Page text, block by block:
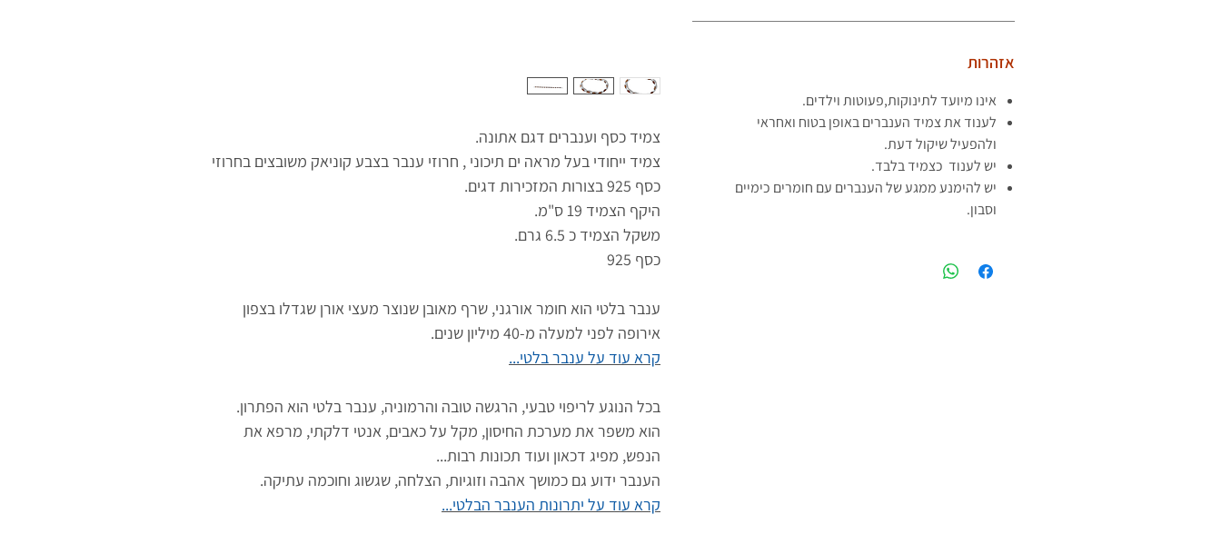
צמיד כסף וענברים דגם אתונה.
צמיד ייחודי בעל מראה ים תיכוני , חרוזי ענבר בצבע קוניאק משובצים בחרוזי
כסף 925 בצורות המזכירות דגים.
היקף הצמיד 19 ס"מ.
משקל הצמיד כ 6.5 גרם.
כסף 925
ענבר בלטי הוא חומר אורגני, שרף מאובן שנוצר מעצי אורן שגדלו בצפון
אירופה לפני למעלה מ-40 מיליון שנים.
קרא עוד על ענבר בלטי...
בכל הנוגע לריפוי טבעי, הרגשה טובה והרמוניה, ענבר בלטי הוא הפתרון.
הוא משפר את מערכת החיסון, מקל על כאבים, אנטי דלקתי, מרפא את
הנפש, מפיג דכאון ועוד תכונות רבות...
הענבר ידוע גם כמושך אהבה וזוגיות, הצלחה, שגשוג וחוכמה עתיקה.
קרא עוד על יתרונות הענבר הבלטי...
אזהרות
אינו מיועד לתינוקות,פעוטות וילדים.
לענוד את צמיד הענברים באופן בטוח ואחראי
ולהפעיל שיקול דעת.
יש לענוד כצמיד בלבד.
יש להימנע ממגע של הענברים עם חומרים כימיים
וסבון.